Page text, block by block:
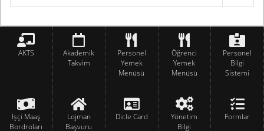
AKTS
Akademik
Takvim
Personel
Yemek
Menüsü
Öğrenci
Yemek
Menüsü
Personel
Bilgi
Sistemi
İşçi Maaş
Bordroları
Lojman
Başvuru
Dicle Card
Yönetim
Bilgi
Formlar